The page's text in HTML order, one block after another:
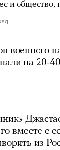
и
военного
на 20-
вместе с
из